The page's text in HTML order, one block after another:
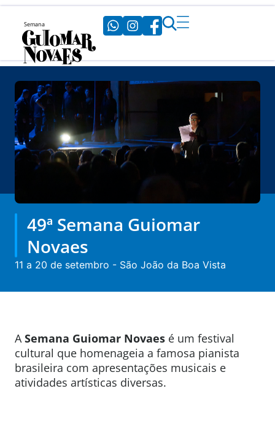
49ª Semana Guiomar
Novaes
11 a 20 de setembro - São João da Boa Vista
ASemana Guiomar Novaes é um festival
cultural que homenageia a famosa pianista
brasileira com apresentações musicais e
atividades artísticas diversas.